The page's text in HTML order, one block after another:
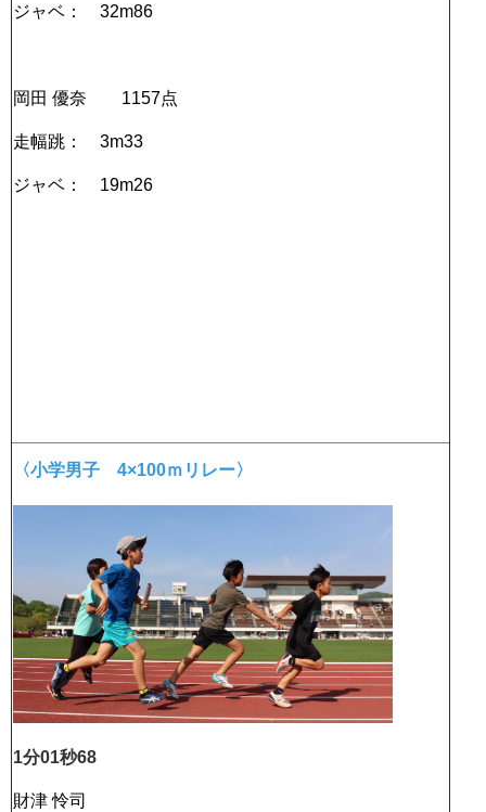
ジャベ： 32m86
岡田 優奈 1157点
走幅跳： 3m33
ジャベ： 19m26
〈小学男子 4×100ｍリレー〉
1分01秒68
財津 怜司